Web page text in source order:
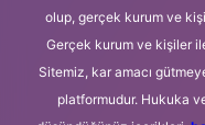
olup, gerçek kurum ve
Gerçek kurum ve kişiler
Sitemiz, kar amacı
platformudur. Hukuka